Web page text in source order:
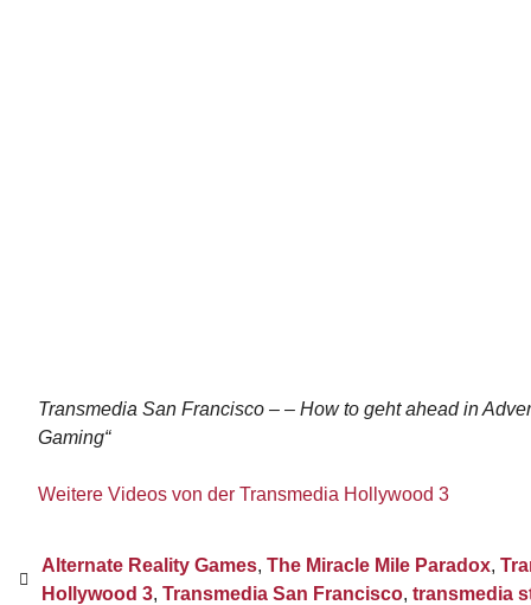
Transmedia San Francisco – – How to geht ahead in
Gaming“
Weitere Videos von der Transmedia Hollywood 3
Alternate Reality Games, The Miracle Mile Paradox,
Hollywood 3, Transmedia San Francisco, transmedia